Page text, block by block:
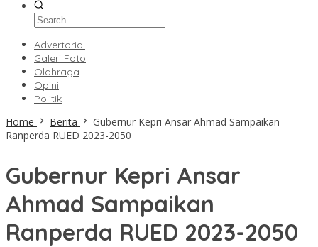
Advertorial
Galeri Foto
Olahraga
Opini
Politik
Home Berita
Gubernur Kepri Ansar Ahmad Sampaikan
Ranperda RUED 2023-2050
Gubernur Kepri Ansar
Ahmad Sampaikan
Ranperda RUED 2023-2050